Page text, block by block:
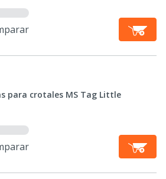
para crotales MS Tag Little